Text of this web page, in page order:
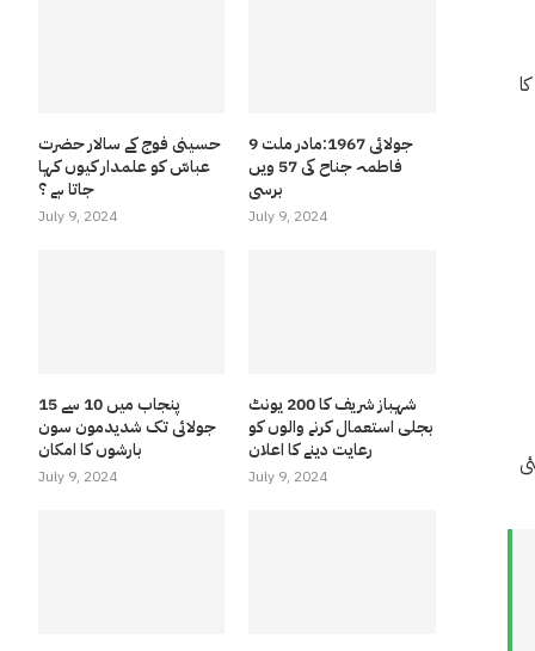
قرآن مجید میں تقریبا 26 انبیا کا
حسینی فوج کے سالار حضرت
عباسّ کو علمدار کیوں کہا
جاتا ہے ؟
July 9, 2024
9 جولائی 1967:مادر ملت
فاطمہ جناح کی 57 ویں
برسی
July 9, 2024
پنجاب میں 10 سے 15
جولائی تک شدیدمون سون
بارشوں کا امکان
July 9, 2024
شہباز شریف کا 200 یونٹ
بجلی استعمال کرنے والوں کو
رعایت دینے کا اعلان
July 9, 2024